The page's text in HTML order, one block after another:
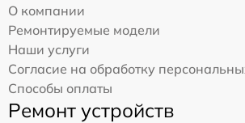
О компании
Ремонтируемые модели
Наши услуги
Согласие на обработку
Способы оплаты
Ремонт устройств